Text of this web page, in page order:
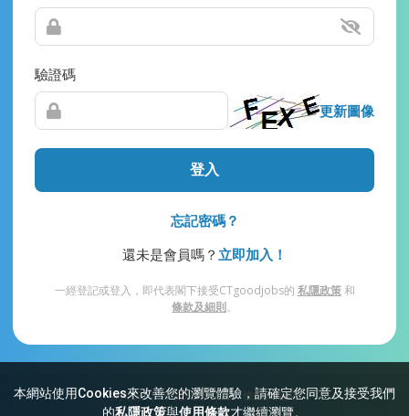
本網站使用Cookies來改善您的瀏覽體驗，請確定您同意及接受我們
的私隱政策與使用條款才繼續瀏覽。
驗證碼
更新圖像
登入
忘記密碼？
還未是會員嗎？ 立即加入！
一經登記或登入，即代表閣下接受CTgoodjobs的 私隱政策和
條款及細則。
網站索引 常見問題 私隱 條款及細則